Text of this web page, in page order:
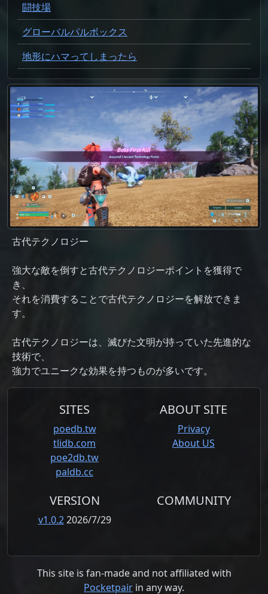
闘技場
グローバルパルボックス
地形にハマってしまったら
古代テクノロジー
強大な敵を倒すと古代テクノロジーポイントを獲得で
き、
それを消費することで古代テクノロジーを解放できま
す。
古代テクノロジーは、滅びた文明が持っていた先進的な
技術で、
強力でユニークな効果を持つものが多いです。
SITES
poedb.tw
tlidb.com
poe2db.tw
paldb.cc
ABOUT SITE
Privacy
About US
VERSION
v1.0.22026/7/29
COMMUNITY
This site is fan-made and not affiliated with
Pocketpair in any way.